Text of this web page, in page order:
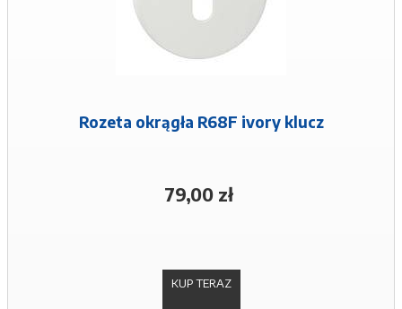
Rozeta okrągła R68F ivory klucz
79,00 zł
KUP TERAZ